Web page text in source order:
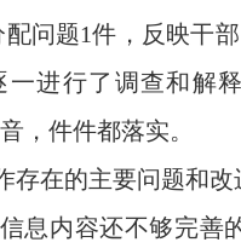
问题1件，反映干
进行了调查和解
，件件都落实。
在的主要问题和改
内容还不够完善